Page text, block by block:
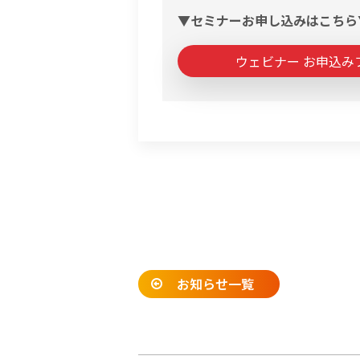
▼セミナーお申し込みはこち
ウェビナー お申込み
お知らせ一覧